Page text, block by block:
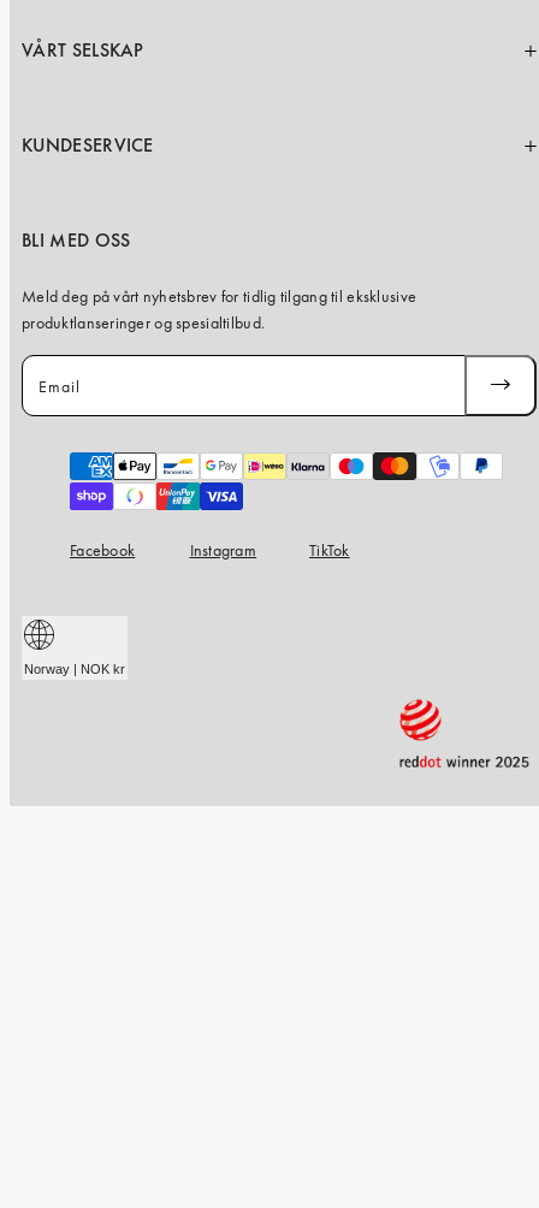
VÅRT SELSKAP
KUNDESERVICE
BLI MED OSS
Meld deg på vårt nyhetsbrev for tidlig tilgang til eksklusive
produktlanseringer og spesialtilbud.
Email
Payment
methods
Facebook Instagram TikTok
Norway | NOK kr